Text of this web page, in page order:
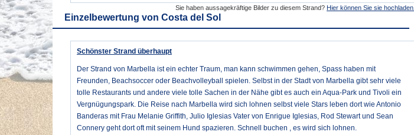
Sie haben aussagekräftige Bilder zu diesem Strand? Hier können Sie sie hochladen.
Einzelbewertung von Costa del Sol
Schönster Strand überhaupt
Der Strand von Marbella ist ein echter Traum, man kann schwimmen gehen, Spass haben mit
Freunden, Beachsoccer oder Beachvolleyball spielen. Selbst in der Stadt von Marbella gibt sehr viele
tolle Restaurants und andere viele tolle Sachen in der Nähe gibt es auch ein Aqua-Park und Tivoli ein
Vergnügungspark. Die Reise nach Marbella wird sich lohnen selbst viele Stars leben dort wie Antonio
Banderas mit Frau Melanie Griffith, Julio Iglesias Vater von Enrigue Iglesias, Rod Stewart und Sean
Connery geht dort oft mit seinem Hund spazieren. Schnell buchen , es wird sich lohnen.